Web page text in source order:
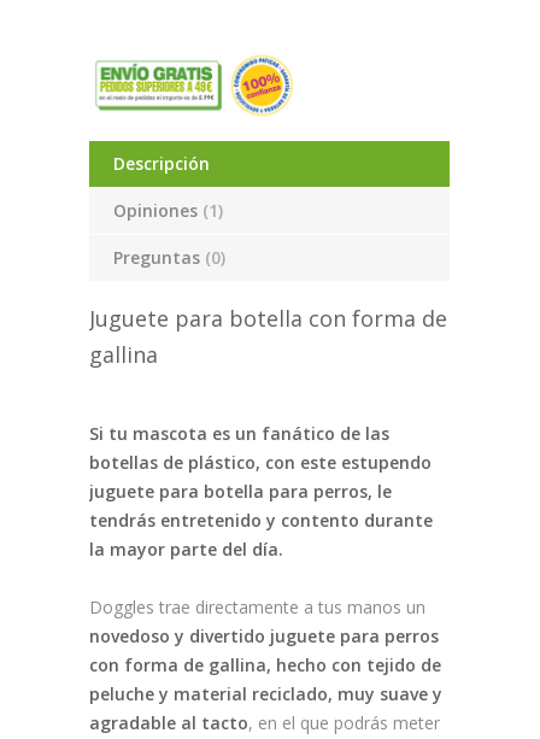
Descripción
Opiniones (1)
Preguntas (0)
Juguete para botella con forma de
gallina
Si tu mascota es un fanático de las
botellas de plástico, con este estupendo
juguete para botella para perros, le
tendrás entretenido y contento durante
la mayor parte del día.
Doggles trae directamente a tus manos un
novedoso y divertido juguete para perros
con forma de gallina, hecho con tejido de
peluche y material reciclado, muy suave y
agradable al tacto, en el que podrás meter